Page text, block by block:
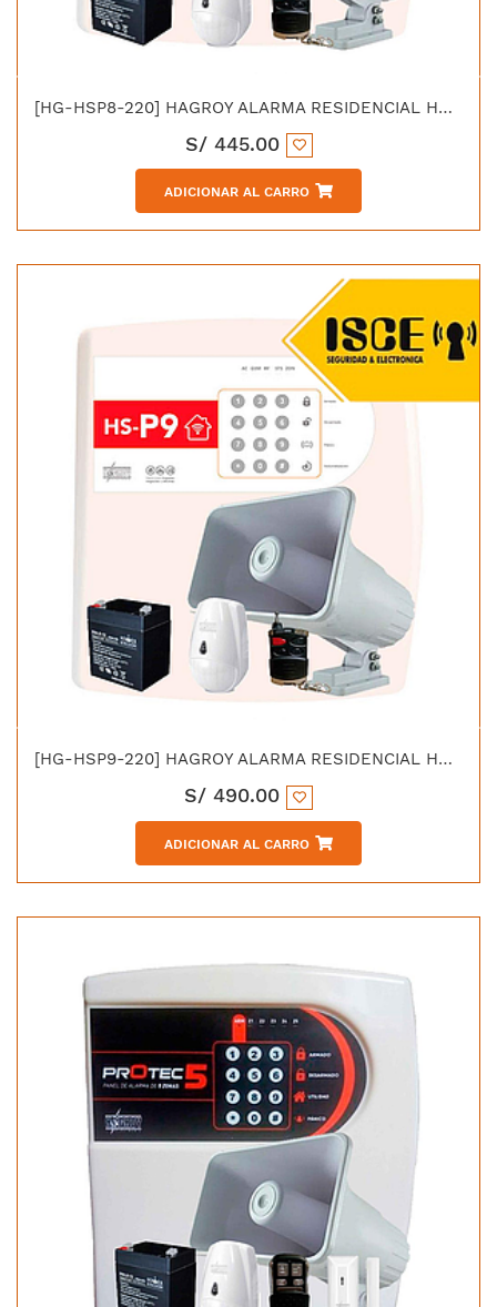
[HG-HSP8-220] HAGROY ALARMA RESIDENCIAL HS-P8 SMD/THD 220V
S/ 445.00
ADICIONAR AL CARRO
[HG-HSP9-220] HAGROY ALARMA RESIDENCIAL HS-P9 220VAC
S/ 490.00
ADICIONAR AL CARRO